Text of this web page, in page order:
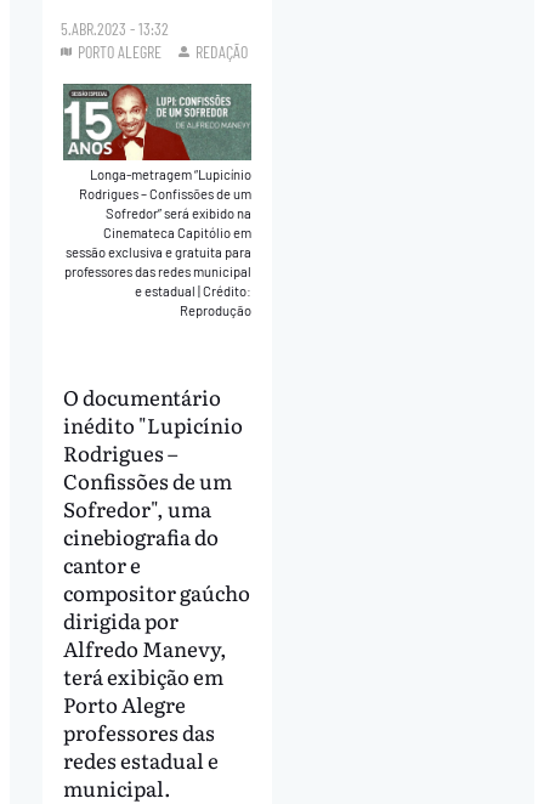
5.ABR.2023 - 13:32
PORTO ALEGRE
REDAÇÃO
Longa-metragem “Lupicínio
Rodrigues – Confissões de um
Sofredor” será exibido na
Cinemateca Capitólio em
sessão exclusiva e gratuita para
professores das redes municipal
e estadual|Crédito:
Reprodução
O documentário
inédito "Lupicínio
Rodrigues –
Confissões de um
Sofredor", uma
cinebiografia do
cantor e
compositor gaúcho
dirigida por
Alfredo Manevy,
terá exibição em
Porto Alegre
professores das
redes estadual e
municipal.